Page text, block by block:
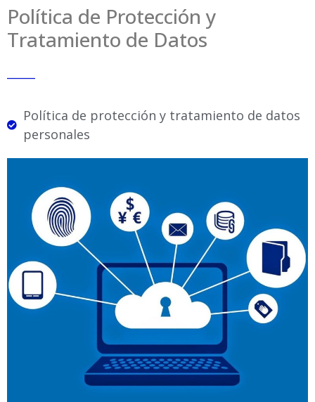
Política de Protección y
Tratamiento de Datos
Política de protección y tratamiento de datos
personales